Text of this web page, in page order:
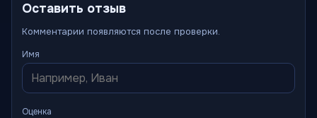
Оставить отзыв
Комментарии появляются после проверки.
Имя
Оценка